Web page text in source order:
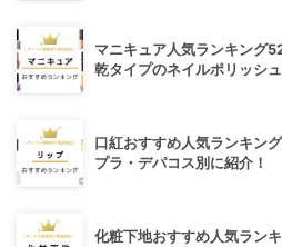
マニキュア人気ランキング
乾タイプのネイルポリッシュ
口紅おすすめ人気ランキン
プラ・デパコス別に紹介！
化粧下地おすすめ人気ラン